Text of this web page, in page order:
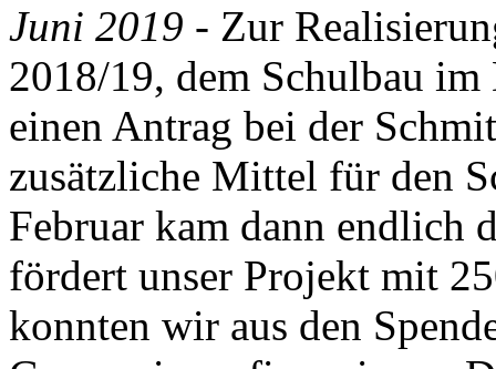
Juni 2019 - Zur
2018/19, dem Schulbau
einen Antrag bei der
zusätzliche Mittel für den
Februar kam dann endlich
fördert unser Projekt mit
konnten wir aus den